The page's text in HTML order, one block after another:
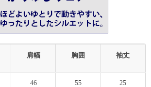
肩幅 胸囲 袖丈
46 55 25